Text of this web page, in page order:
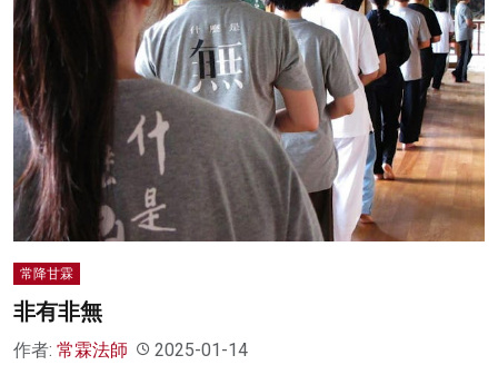
商業
科技
影片
名家榜
灼見活動
常降甘霖
非有非無
作者: 常霖法師 2025-01-14